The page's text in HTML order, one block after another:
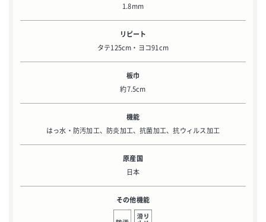
1.8mm
リピート
タテ125cm・ヨコ91cm
板巾
約7.5cm
機能
はっ水・防汚加工、防炎加工、抗菌加工、抗ウィルス加工
原産国
日本
その他機能